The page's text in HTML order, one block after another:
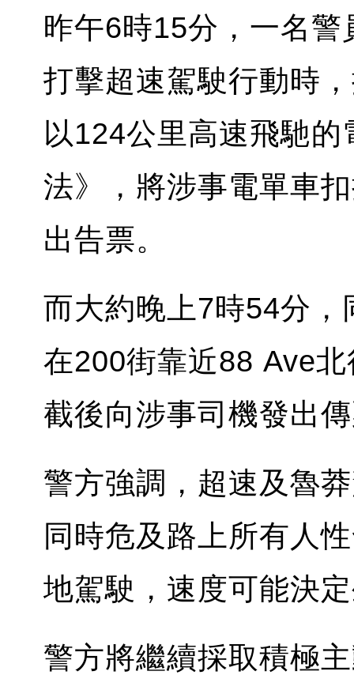
昨午6時15分，一名
打擊超速駕駛行動時
以124公里高速飛馳
法》，將涉事電單車
出告票。
而大約晚上7時54分
在200街靠近88 Ave
截後向涉事司機發出
警方強調，超速及魯
同時危及路上所有人
地駕駛，速度可能決
警方將繼續採取積極